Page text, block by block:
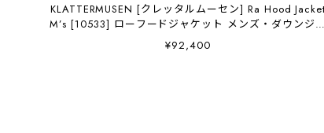
KLATTERMUSEN [クレッタルムーセン] Ra Hood Jacket
M’s [10533] ローフードジャケット メンズ・ダウンジャ
ケット・アウター・軽量・ハイキング・登山・MEN'S
[2025AW]
¥92,400